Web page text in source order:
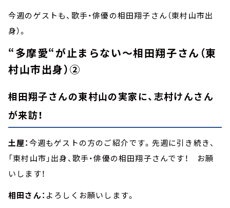
今週のゲストも、歌手・俳優の相田翔子さん（東村山市出
身）。
“多摩愛“が止まらない～相田翔子さん（東
村山市出身）②
相田翔子さんの東村山の実家に、志村けんさん
が来訪！
土屋：今週もゲストの方のご紹介です。先週に引き続き、
「東村山市」出身、歌手・俳優の相田翔子さんです！ お願
いします！
相田さん： よろしくお願いします。